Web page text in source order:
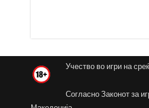
Учество во игри на
Согласно Законот за